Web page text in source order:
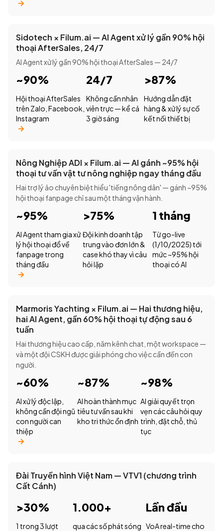
Sidotech × Filum.ai — AI Agent xử lý gần 90% hội
thoại AfterSales, 24/7
AI Agent xử lý gần 90% hội thoại AfterSales — 24/7
~90%
Hội thoại AfterSales
trên Zalo, Facebook,
Instagram
24/7
Không cần nhân
viên trực — kể cả
3 giờ sáng
>87%
Hướng dẫn đặt
hàng & xử lý sự cố
kết nối thiết bị
Nông Nghiệp ADI × Filum.ai — AI gánh ~95% hội
thoại tư vấn vật tư nông nghiệp ngay tháng đầu
Hai trợ lý ảo chuyên biệt hiểu 'tiếng nông dân' — gánh ~95%
hội thoại fanpage chỉ sau một tháng vận hành.
~95%
AI Agent tham gia xử
lý hội thoại đổ về
fanpage trong
tháng đầu
>75%
Đội kinh doanh tập
trung vào đơn lớn &
case khó thay vì câu
hỏi lặp
1 tháng
Từ go-live
(1/10/2025) tới
mức ~95% hội
thoại có AI
Marmoris Yachting × Filum.ai — Hai thương hiệu,
hai AI Agent, gần 60% hội thoại tự động sau 6
tuần
Hai thương hiệu cao cấp, năm kênh chat, một workspace —
và một đội CSKH được giải phóng cho việc cần đến con
người.
~60%
AI xử lý độc lập,
không cần đội ngũ
con người can
thiệp
~87%
AI hoàn thành mục
tiêu tư vấn sau khi
kho tri thức ổn định
~98%
AI giải quyết trọn
vẹn các câu hỏi quy
trình, đặt chỗ, thủ
tục
Đài Truyền hình Việt Nam — VTV1 (chương trình
Cất Cánh)
>30%
1 trong 3 lượt
1.000+
qua các số phát sóng
Lần đầu
VoA real-time cho